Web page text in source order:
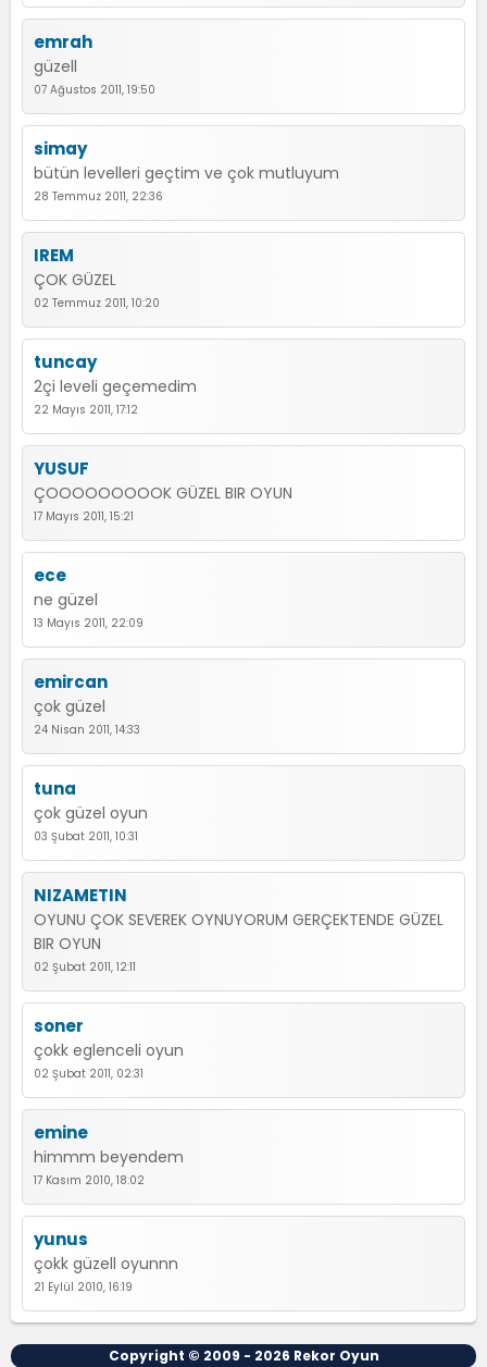
emrah
güzell
07 Ağustos 2011, 19:50
simay
bütün levelleri geçtim ve çok mutluyum
28 Temmuz 2011, 22:36
IREM
ÇOK GÜZEL
02 Temmuz 2011, 10:20
tuncay
2çi leveli geçemedim
22 Mayıs 2011, 17:12
YUSUF
ÇOOOOOOOOOK GÜZEL BIR OYUN
17 Mayıs 2011, 15:21
ece
ne güzel
13 Mayıs 2011, 22:09
emircan
çok güzel
24 Nisan 2011, 14:33
tuna
çok güzel oyun
03 Şubat 2011, 10:31
NIZAMETIN
OYUNU ÇOK SEVEREK OYNUYORUM GERÇEKTENDE GÜZEL
BIR OYUN
02 Şubat 2011, 12:11
soner
çokk eglenceli oyun
02 Şubat 2011, 02:31
emine
himmm beyendem
17 Kasım 2010, 18:02
yunus
çokk güzell oyunnn
21 Eylül 2010, 16:19
Copyright © 2009 - 2026 Rekor Oyun